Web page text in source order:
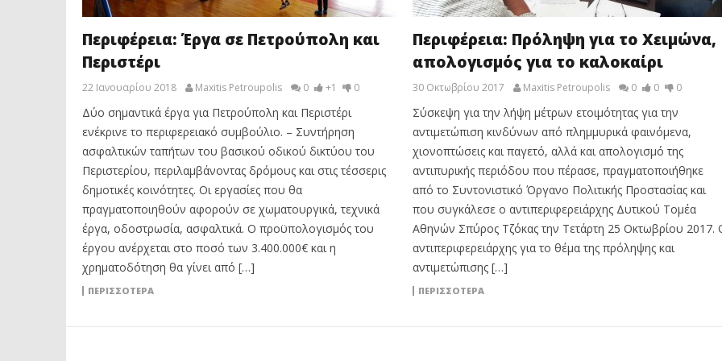
Περιφέρεια: Έργα σε Πετρούπολη και
Περιστέρι
22 Ιανουαρίου 2018 Maxitis Petroupolis 0 +1 0
Δύο σημαντικά έργα για Πετρούπολη και Περιστέρι
ενέκρινε το περιφερειακό συμβούλιο. – Συντήρηση
ασφαλτικών ταπήτων του βασικού οδικού δικτύου του
Περιστερίου, περιλαμβάνοντας δρόμους και στις τέσσερις
δημοτικές κοινότητες. Οι εργασίες που θα
πραγματοποιηθούν αφορούν σε χωματουργικά, τεχνικά
έργα, οδοστρωσία, ασφαλτικά. Ο προϋπολογισμός του
έργου ανέρχεται στο ποσό των 3.400.000€ και η
χρηματοδότηση θα γίνει από […]
ΠΕΡΙΣΣΟΤΕΡΑ
Περιφέρεια: Πρόληψη για το Χειμώνα,
απολογισμός για το καλοκαίρι
30 Οκτωβρίου 2017 Maxitis Petroupolis 0 0 0
Σύσκεψη για την λήψη μέτρων ετοιμότητας για την
αντιμετώπιση κινδύνων από πλημμυρικά φαινόμενα,
χιονοπτώσεις και παγετό, αλλά και απολογισμό της
αντιπυρικής περιόδου που πέρασε, πραγματοποιήθηκε
από το Συντονιστικό Όργανο Πολιτικής Προστασίας και
που συγκάλεσε ο αντιπεριφερειάρχης Δυτικού Τομέα
Αθηνών Σπύρος Τζόκας την Τετάρτη 25 Οκτωβρίου 2017.
αντιπεριφερειάρχης για το θέμα της πρόληψης και
αντιμετώπισης […]
ΠΕΡΙΣΣΟΤΕΡΑ